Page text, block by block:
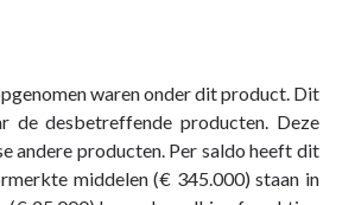
waren onder dit product. Dit
desbetreffende producten. Deze
andere producten. Per saldo heeft dit
middelen (€ 345.000) staan in